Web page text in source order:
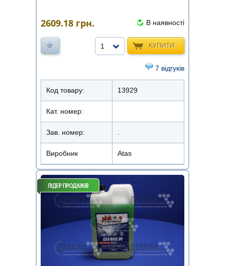
2609.18 грн. В наявності
КУПИТИ
1
7 відгуків
Код товару: 13929
Кат. номер:
Зав. номер: .
Виробник Atas